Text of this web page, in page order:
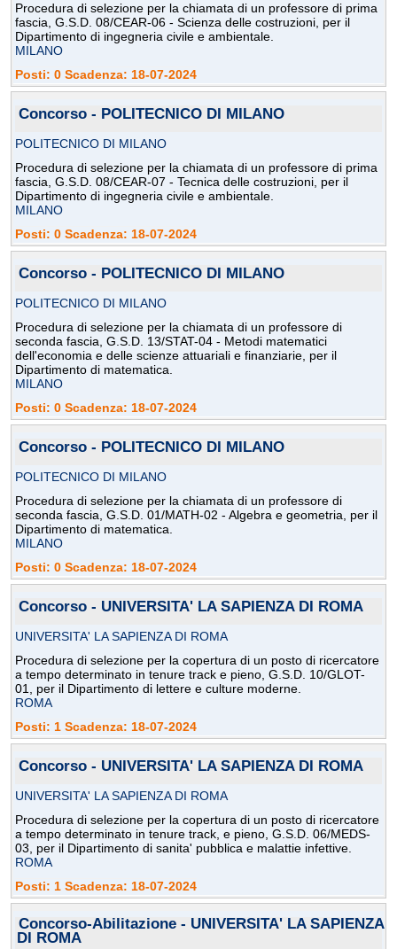
Procedura di selezione per la chiamata di un professore di prima
fascia, G.S.D. 08/CEAR-06 - Scienza delle costruzioni, per il
Dipartimento di ingegneria civile e ambientale.
MILANO
Posti: 0 Scadenza: 18-07-2024
Concorso - POLITECNICO DI MILANO
POLITECNICO DI MILANO
Procedura di selezione per la chiamata di un professore di prima
fascia, G.S.D. 08/CEAR-07 - Tecnica delle costruzioni, per il
Dipartimento di ingegneria civile e ambientale.
MILANO
Posti: 0 Scadenza: 18-07-2024
Concorso - POLITECNICO DI MILANO
POLITECNICO DI MILANO
Procedura di selezione per la chiamata di un professore di
seconda fascia, G.S.D. 13/STAT-04 - Metodi matematici
dell'economia e delle scienze attuariali e finanziarie, per il
Dipartimento di matematica.
MILANO
Posti: 0 Scadenza: 18-07-2024
Concorso - POLITECNICO DI MILANO
POLITECNICO DI MILANO
Procedura di selezione per la chiamata di un professore di
seconda fascia, G.S.D. 01/MATH-02 - Algebra e geometria, per il
Dipartimento di matematica.
MILANO
Posti: 0 Scadenza: 18-07-2024
Concorso - UNIVERSITA' LA SAPIENZA DI ROMA
UNIVERSITA' LA SAPIENZA DI ROMA
Procedura di selezione per la copertura di un posto di ricercatore
a tempo determinato in tenure track e pieno, G.S.D. 10/GLOT-
01, per il Dipartimento di lettere e culture moderne.
ROMA
Posti: 1 Scadenza: 18-07-2024
Concorso - UNIVERSITA' LA SAPIENZA DI ROMA
UNIVERSITA' LA SAPIENZA DI ROMA
Procedura di selezione per la copertura di un posto di ricercatore
a tempo determinato in tenure track, e pieno, G.S.D. 06/MEDS-
03, per il Dipartimento di sanita' pubblica e malattie infettive.
ROMA
Posti: 1 Scadenza: 18-07-2024
Concorso-Abilitazione - UNIVERSITA' LA SAPIENZA
DI ROMA